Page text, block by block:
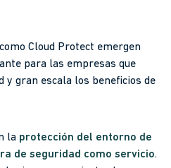
Cloud Protect emergen
para las empresas que
gran escala los beneficios de
la protección del entorno de
de seguridad como servicio.